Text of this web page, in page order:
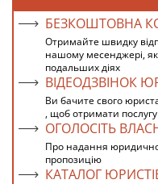
БЕЗКОШТОВНА
Отримайте швидку
нашому месенджері,
подальших діях
ВІДЕОДЗВІНОК
Ви бачите свого
, щоб отримати
ОГОЛОСІТЬ
Про надання
пропозицію
КАТАЛОГ